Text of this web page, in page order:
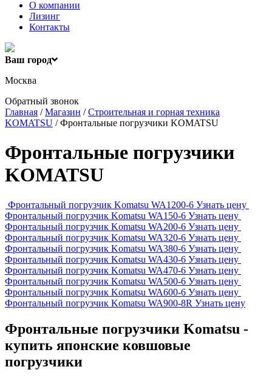
О компании
Лизинг
Контакты
Ваш город
Москва
Обратный звонок
Главная /Магазин /Строительная и горная техника
KOMATSU / Фронтальные погрузчики KOMATSU
Фронтальные погрузчики
KOMATSU
Фронтальный погрузчик Komatsu WA1200-6 Узнать цену
Фронтальный погрузчик Komatsu WA150-6 Узнать цену
Фронтальный погрузчик Komatsu WA200-6 Узнать цену
Фронтальный погрузчик Komatsu WA320-6 Узнать цену
Фронтальный погрузчик Komatsu WA380-6 Узнать цену
Фронтальный погрузчик Komatsu WA430-6 Узнать цену
Фронтальный погрузчик Komatsu WA470-6 Узнать цену
Фронтальный погрузчик Komatsu WA500-6 Узнать цену
Фронтальный погрузчик Komatsu WA600-6 Узнать цену
Фронтальный погрузчик Komatsu WA900-8R Узнать цену
Фронтальные погрузчики Komatsu -
купить японские ковшовые
погрузчики